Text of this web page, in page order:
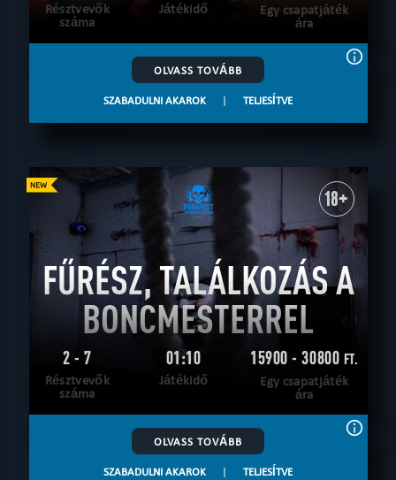
Résztvevők
száma
Játékidő
Egy csapatjáték
ára
OLVASS TOVÁBB
SZABADULNI AKAROK | TELJESÍTVE
18+
FŰRÉSZ, TALÁLKOZÁS A
BONCMESTERREL
2 - 7
Résztvevők
száma
01:10
Játékidő
15900 - 30800 FT.
Egy csapatjáték
ára
OLVASS TOVÁBB
SZABADULNI AKAROK | TELJESÍTVE